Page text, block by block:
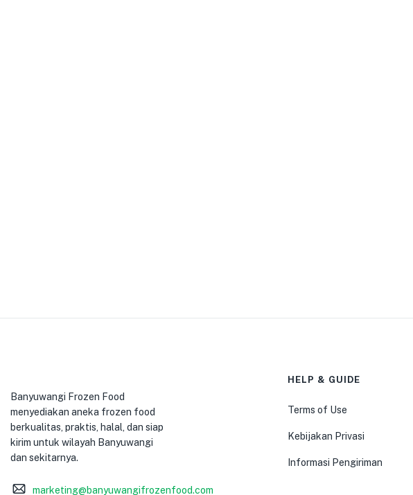
Banyuwangi Frozen Food
menyediakan aneka frozen food
berkualitas, praktis, halal, dan siap
kirim untuk wilayah Banyuwangi
dan sekitarnya.
marketing@banyuwangifrozenfood.com
HELP & GUIDE
Terms of Use
Kebijakan Privasi
Informasi Pengiriman